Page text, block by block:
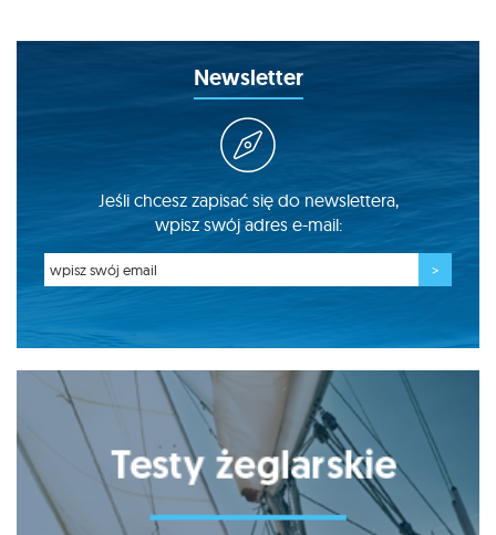
Newsletter
Jeśli chcesz zapisać się do newslettera,
wpisz swój adres e-mail: